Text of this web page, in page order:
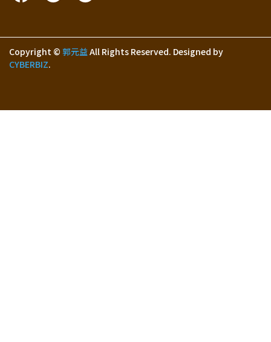
Copyright © 郭元益All Rights Reserved. Designed by
CYBERBIZ.